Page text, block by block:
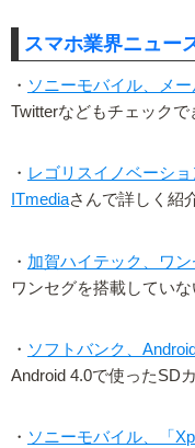
スマホ業界ニュー
・ ソニーモバイル、メ
Twitterなどもチェックで
・ レゴリスイノベーシ
ITmediaさんで詳しく紹
・ 加賀ハイテック、ワ
ワンセグを搭載してい
・ ソフトバンク、
Android 4.0で使ったSD
・ ソニーモバイル、「